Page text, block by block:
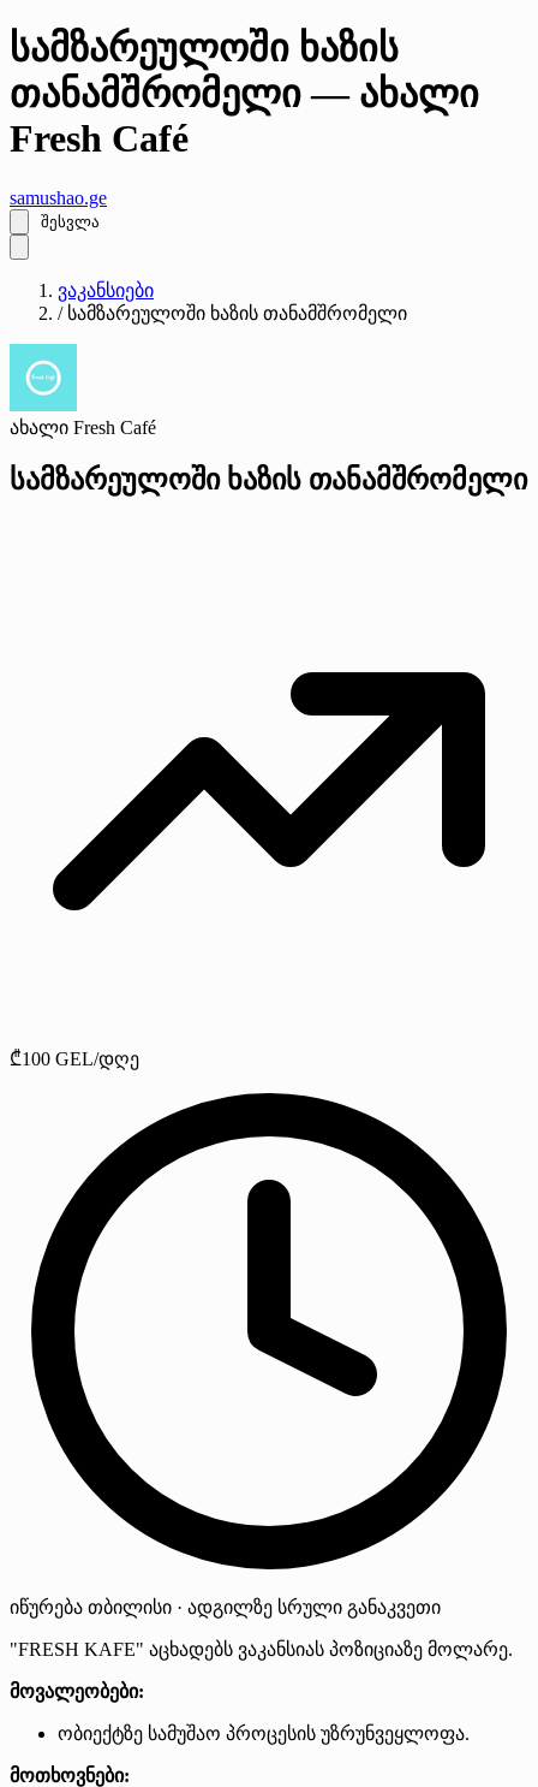
სამზარეულოში ხაზის
თანამშრომელი — ახალი
Fresh Café
samushao.ge
შესვლა
ვაკანსიები
/ სამზარეულოში ხაზის თანამშრომელი
ახალი Fresh Café
სამზარეულოში ხაზის თანამშრომელი
₾100 GEL/დღე
იწურება თბილისი · ადგილზე სრული განაკვეთი
"FRESH KAFE" აცხადებს ვაკანსიას პოზიციაზე მოლარე.
მოვალეობები:
ობიექტზე სამუშაო პროცესის უზრუნვეყლოფა.
მოთხოვნები: